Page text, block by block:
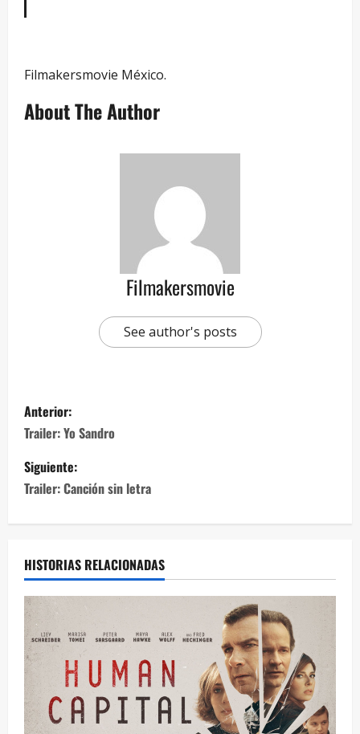
Filmakersmovie México.
About The Author
Filmakersmovie
See author's posts
Anterior:
Trailer: Yo Sandro
Siguiente:
Trailer: Canción sin letra
HISTORIAS RELACIONADAS